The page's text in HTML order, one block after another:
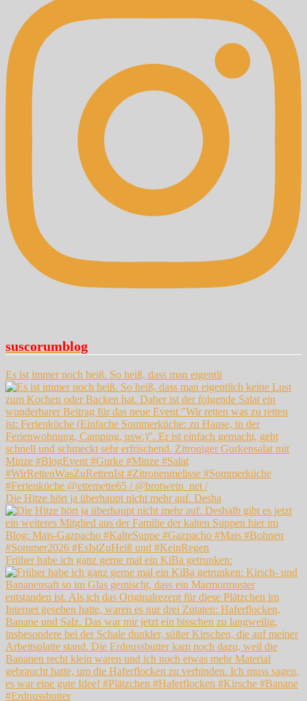
suscorumblog
Es ist immer noch heiß. So heiß, dass man eigentli
Die Hitze hört ja überhaupt nicht mehr auf. Desha
Früher habe ich ganz gerne mal ein KiBa getrunken: